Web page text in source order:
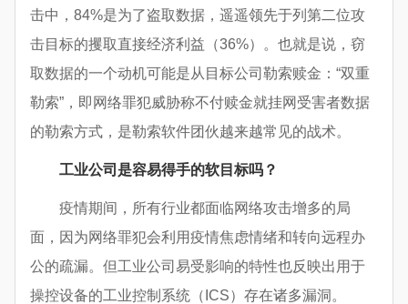
击中，84%是为了盗取数据，遥遥领先于列第二位攻
击目标的攫取直接经济利益（36%）。也就是说，窃
取数据的一个动机可能是从目标公司勒索赎金：“双重
勒索”，即网络罪犯威胁称不付赎金就挂网受害者数据
的勒索方式，是勒索软件团伙越来越常见的战术。
工业公司是容易得手的软目标吗？
疫情期间，所有行业都面临网络攻击增多的局
面，因为网络罪犯会利用疫情焦虑情绪和转向远程办
公的疏漏。但工业公司易受影响的特性也反映出用于
操控设备的工业控制系统（ICS）存在诸多漏洞。